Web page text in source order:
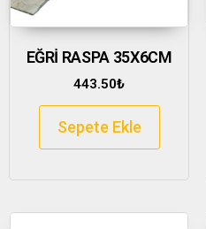
EĞRİ RASPA 35X6CM
443.50₺
Sepete Ekle